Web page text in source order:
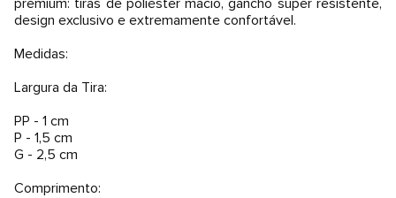
premium: tiras de poliéster macio, gancho super resistente,
design exclusivo e extremamente confortável.
Medidas:
Largura da Tira:
PP - 1 cm
P - 1,5 cm
G - 2,5 cm
Comprimento: